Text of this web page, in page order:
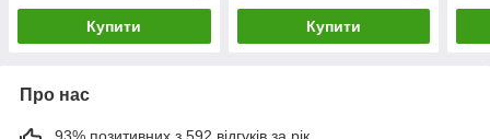
Купити Купити
Про нас